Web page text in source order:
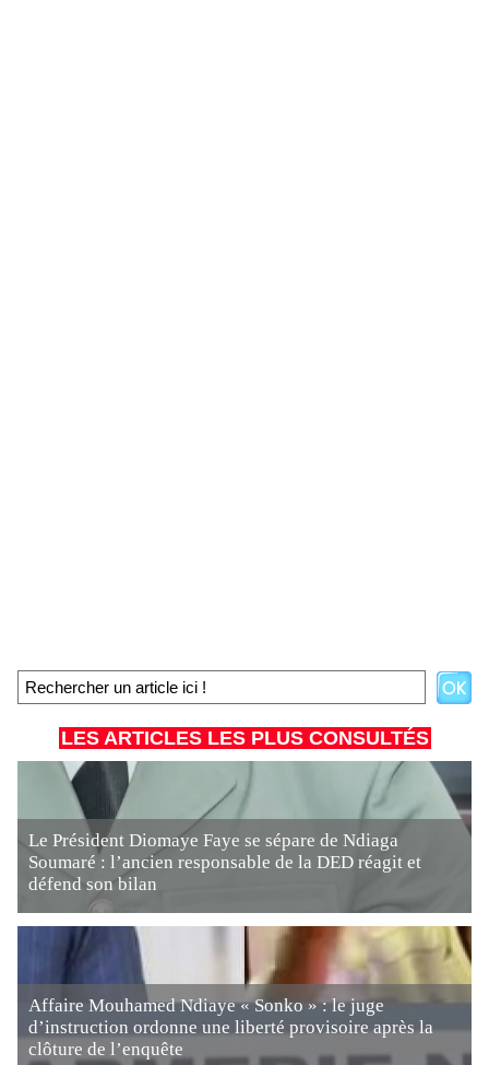
LES ARTICLES LES PLUS CONSULTÉS
Le Président Diomaye Faye se sépare de Ndiaga
Soumaré : l’ancien responsable de la DED réagit et
défend son bilan
Affaire Mouhamed Ndiaye « Sonko » : le juge
d’instruction ordonne une liberté provisoire après la
clôture de l’enquête